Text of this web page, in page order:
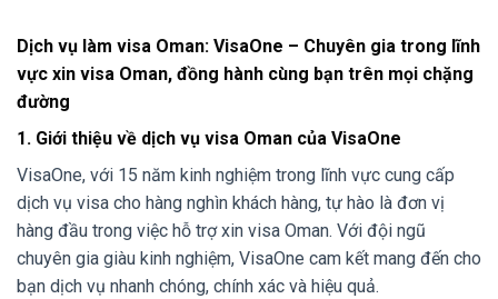
Dịch vụ làm visa Oman: VisaOne – Chuyên gia trong lĩnh
vực xin visa Oman, đồng hành cùng bạn trên mọi chặng
đường
1. Giới thiệu về dịch vụ visa Oman của VisaOne
VisaOne, với 15 năm kinh nghiệm trong lĩnh vực cung cấp
dịch vụ visa cho hàng nghìn khách hàng, tự hào là đơn vị
hàng đầu trong việc hỗ trợ xin visa Oman. Với đội ngũ
chuyên gia giàu kinh nghiệm, VisaOne cam kết mang đến cho
bạn dịch vụ nhanh chóng, chính xác và hiệu quả.